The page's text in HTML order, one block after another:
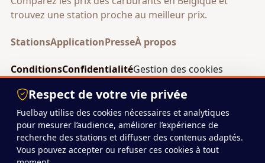
trouvez une station proche au meilleur prix.
StationsApplicationPresseÀ propos
ConditionsConfidentialitéGestion des cookies
© 2026 Fuelbay
Projet indépendant basé en Belgique.
Respect de votre vie privée
Fuelbay utilise des cookies nécessaires et analytiques
pour mesurer l’audience, améliorer l’expérience de
recherche des stations et diffuser des contenus adaptés.
Vous pouvez accepter ou refuser ces cookies à tout